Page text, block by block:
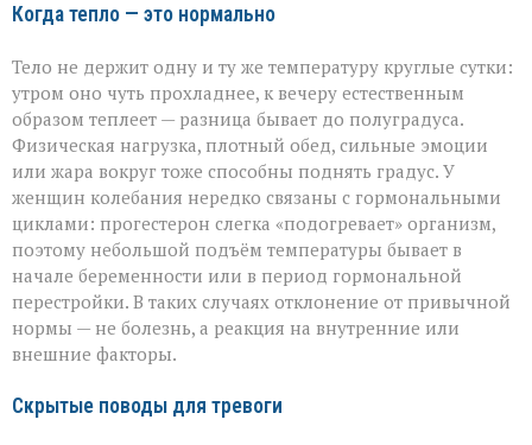
Когда тепло — это нормально
Тело не держит одну и ту же температуру круглые сутки:
утром оно чуть прохладнее, к вечеру естественным
образом теплеет — разница бывает до полуградуса.
Физическая нагрузка, плотный обед, сильные эмоции
или жара вокруг тоже способны поднять градус. У
женщин колебания нередко связаны с гормональными
циклами: прогестерон слегка «подогревает» организм,
поэтому небольшой подъём температуры бывает в
начале беременности или в период гормональной
перестройки. В таких случаях отклонение от привычной
нормы — не болезнь, а реакция на внутренние или
внешние факторы.
Скрытые поводы для тревоги